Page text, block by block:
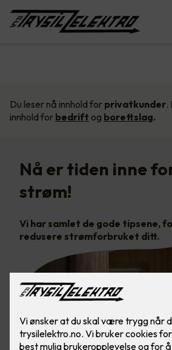
Du leser nå innhold for privatkunder.
innhold for bedrift og borettslag.
Nå er tiden inne
strøm!
Vi har samlet de gode tipsene,
redusere strømforbruket ditt.